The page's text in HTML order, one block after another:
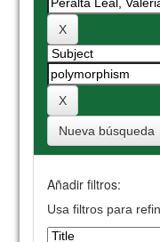
Nueva búsqueda
Añadir filtros:
Usa filtros para